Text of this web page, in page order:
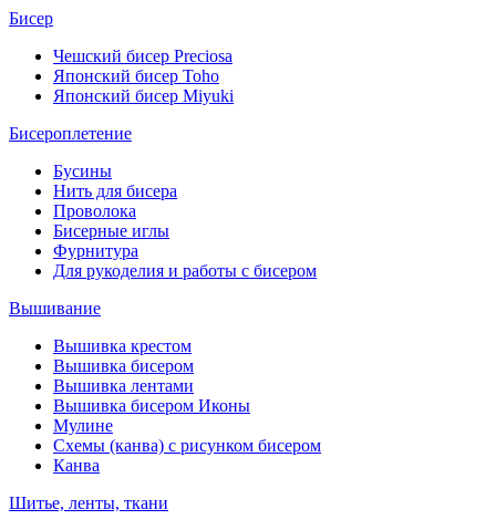
Бисер
Чешский бисер Preciosa
Японский бисер Toho
Японский бисер Miyuki
Бисероплетение
Бусины
Нить для бисера
Проволока
Бисерные иглы
Фурнитура
Для рукоделия и работы с бисером
Вышивание
Вышивка крестом
Вышивка бисером
Вышивка лентами
Вышивка бисером Иконы
Мулине
Схемы (канва) с рисунком бисером
Канва
Шитье, ленты, ткани